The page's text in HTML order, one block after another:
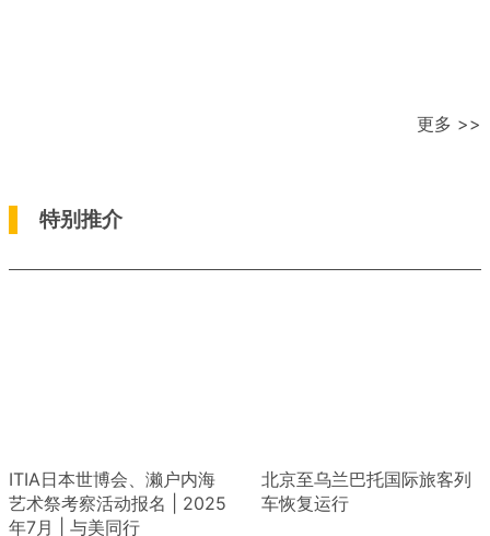
更多 >>
特别推介
ITIA日本世博会、濑户内海
艺术祭考察活动报名 | 2025
年7月 | 与美同行
北京至乌兰巴托国际旅客列
车恢复运行